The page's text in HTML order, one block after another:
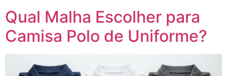
Qual Malha Escolher para
Camisa Polo de Uniforme?